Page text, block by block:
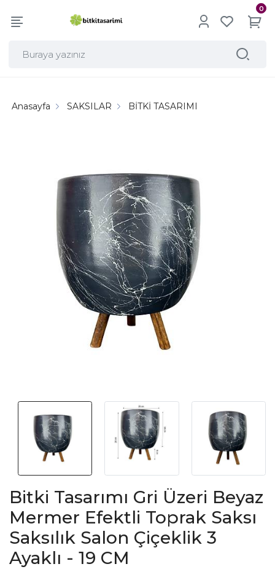
0
Anasayfa SAKSILAR BİTKİ TASARIMI
Bitki Tasarımı Gri Üzeri Beyaz
Mermer Efektli Toprak Saksı
Saksılık Salon Çiçeklik 3
Ayaklı - 19 CM